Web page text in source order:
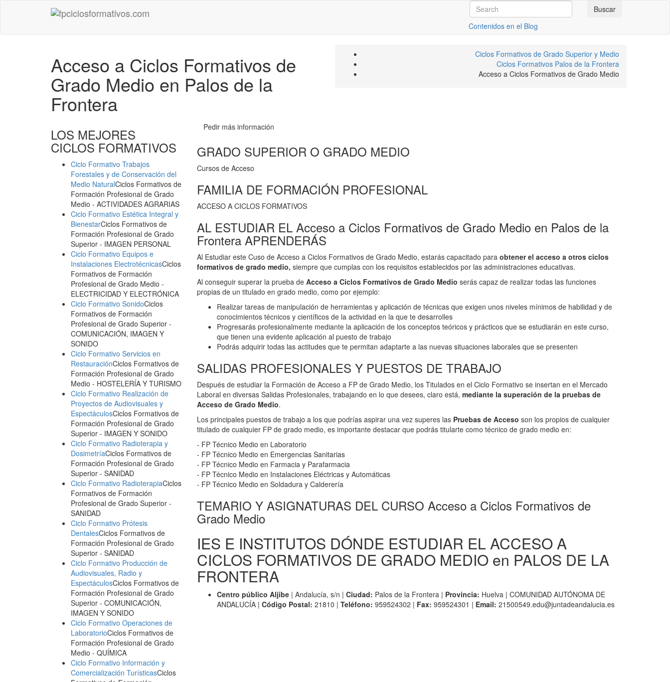
Contenidos en el Blog
Acceso a Ciclos Formativos de
Grado Medio en Palos de la
Frontera
Ciclos Formativos de Grado Superior y Medio
Ciclos Formativos Palos de la Frontera
Acceso a Ciclos Formativos de Grado Medio
Pedir más información
GRADO SUPERIOR O GRADO MEDIO
Cursos de Acceso
FAMILIA DE FORMACIÓN PROFESIONAL
ACCESO A CICLOS FORMATIVOS
AL ESTUDIAR EL Acceso a Ciclos Formativos de Grado Medio en Palos de la
Frontera APRENDERÁS
Al Estudiar este Cuso de Acceso a Ciclos Formativos de Grado Medio, estarás capacitado para obtener el acceso a otros ciclos
formativos de grado medio, siempre que cumplas con los requisitos establecidos por las administraciones educativas.
Al conseguir superar la prueba de Acceso a Ciclos Formativos de Grado Medio serás capaz de realizar todas las funciones
propias de un titulado en grado medio, como por ejemplo:
Realizar tareas de manipulación de herramientas y aplicación de técnicas que exigen unos niveles mínimos de habilidad y de
conocimientos técnicos y científicos de la actividad en la que te desarrolles
Progresarás profesionalmente mediante la aplicación de los conceptos teóricos y prácticos que se estudiarán en este curso,
que tienen una evidente aplicación al puesto de trabajo
Podrás adquirir todas las actitudes que te permitan adaptarte a las nuevas situaciones laborales que se presenten
SALIDAS PROFESIONALES Y PUESTOS DE TRABAJO
Después de estudiar la Formación de Acceso a FP de Grado Medio, los Titulados en el Ciclo Formativo se insertan en el Mercado
Laboral en diversas Salidas Profesionales, trabajando en lo que desees, claro está, mediante la superación de la pruebas de
Acceso de Grado Medio.
Los principales puestos de trabajo a los que podrías aspirar una vez superes lasPruebas de Acceso son los propios de cualquier
titulado de cualquier FP de grado medio, es importante destacar que podrás titularte como técnico de grado medio en:
- FP Técnico Medio en Laboratorio
- FP Técnico Medio en Emergencias Sanitarias
- FP Técnico Medio en Farmacia y Parafarmacia
- FP Técnico Medio en Instalaciones Eléctricas y Automáticas
- FP Técnico Medio en Soldadura y Calderería
TEMARIO Y ASIGNATURAS DEL CURSO Acceso a Ciclos Formativos de
Grado Medio
IES E INSTITUTOS DÓNDE ESTUDIAR EL ACCESO A
CICLOS FORMATIVOS DE GRADO MEDIO en PALOS DE LA
FRONTERA
Centro público Aljibe| Andalucía, s/n | Ciudad: Palos de la Frontera | Provincia: Huelva | COMUNIDAD AUTÓNOMA DE
ANDALUCÍA | Código Postal: 21810 | Teléfono: 959524302 | Fax: 959524301 | Email: 21500549.edu@juntadeandalucia.es
LOS MEJORES
CICLOS FORMATIVOS
Ciclo Formativo Trabajos
Forestales y de Conservación del
Medio NaturalCiclos Formativos de
Formación Profesional de Grado
Medio - ACTIVIDADES AGRARIAS
Ciclo Formativo Estética Integral y
BienestarCiclos Formativos de
Formación Profesional de Grado
Superior - IMAGEN PERSONAL
Ciclo Formativo Equipos e
Instalaciones ElectrotécnicasCiclos
Formativos de Formación
Profesional de Grado Medio -
ELECTRICIDAD Y ELECTRÓNICA
Ciclo Formativo SonidoCiclos
Formativos de Formación
Profesional de Grado Superior -
COMUNICACIÓN, IMAGEN Y
SONIDO
Ciclo Formativo Servicios en
RestauraciónCiclos Formativos de
Formación Profesional de Grado
Medio - HOSTELERÍA Y TURISMO
Ciclo Formativo Realización de
Proyectos de Audiovisuales y
EspectáculosCiclos Formativos de
Formación Profesional de Grado
Superior - IMAGEN Y SONIDO
Ciclo Formativo Radioterapia y
DosimetríaCiclos Formativos de
Formación Profesional de Grado
Superior - SANIDAD
Ciclo Formativo RadioterapiaCiclos
Formativos de Formación
Profesional de Grado Superior -
SANIDAD
Ciclo Formativo Prótesis
DentalesCiclos Formativos de
Formación Profesional de Grado
Superior - SANIDAD
Ciclo Formativo Producción de
Audiovisuales, Radio y
EspectáculosCiclos Formativos de
Formación Profesional de Grado
Superior - COMUNICACIÓN,
IMAGEN Y SONIDO
Ciclo Formativo Operaciones de
LaboratorioCiclos Formativos de
Formación Profesional de Grado
Medio - QUÍMICA
Ciclo Formativo Información y
Comercialización TurísticasCiclos